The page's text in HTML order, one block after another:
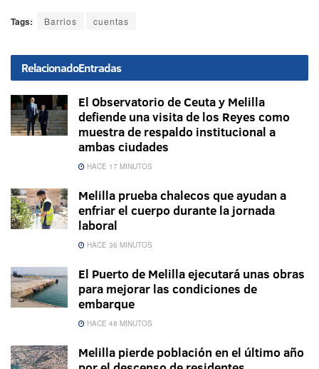
Tags: Barrios cuentas
RelacionadoEntradas
El Observatorio de Ceuta y Melilla
defiende una visita de los Reyes como
muestra de respaldo institucional a
ambas ciudades
HACE 17 MINUTOS
Melilla prueba chalecos que ayudan a
enfriar el cuerpo durante la jornada
laboral
HACE 36 MINUTOS
El Puerto de Melilla ejecutará unas obras
para mejorar las condiciones de
embarque
HACE 48 MINUTOS
Melilla pierde población en el último año